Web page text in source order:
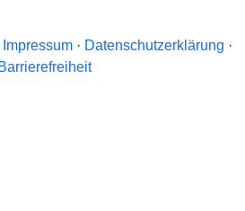
Impressum· Datenschutzerklärung ·
Barrierefreiheit